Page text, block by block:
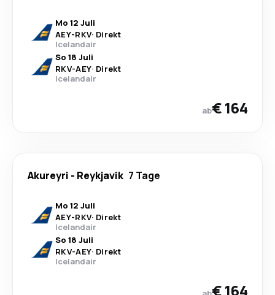
Mo 12 Juli
AEY-RKV· Direkt
Icelandair
So 18 Juli
RKV-AEY· Direkt
Icelandair
ab€ 164
Akureyri - Reykjavik 7 Tage
Mo 12 Juli
AEY-RKV· Direkt
Icelandair
So 18 Juli
RKV-AEY· Direkt
Icelandair
€ 164